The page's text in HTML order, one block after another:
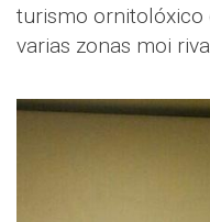
turismo ornitolóxico
varias zonas moi